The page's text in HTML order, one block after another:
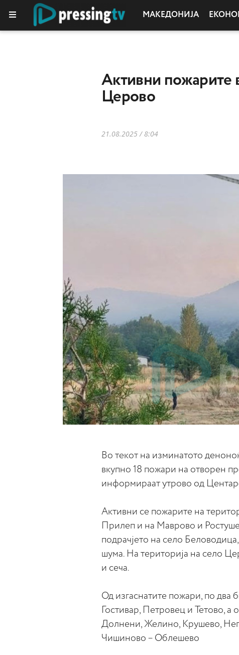
МАКЕДОНИЈА
Активни пожарите
Церово
21.08.2025 / 8:04
Во текот на изминатото
вкупно 18 пожари на отворен
информираат утрово од
Активни се пожарите на
Прилеп и на Маврово и
подрачјето на село
шума. На територија на село
и сеча.
Од изгаснатите пожари, по два
Гостивар, Петровец и Тетово, а
Долнени, Желино, Крушево,
Чишиново – Облешево